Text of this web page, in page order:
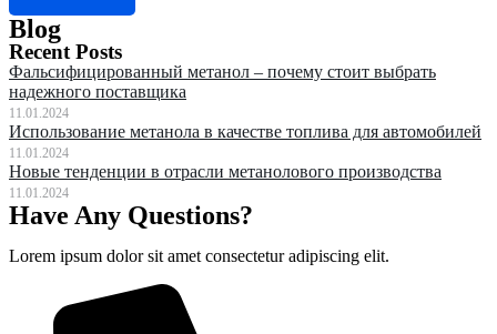
Blog
Recent Posts
Фальсифицированный метанол – почему стоит выбрать
надежного поставщика
11.01.2024
Использование метанола в качестве топлива для автомобилей
11.01.2024
Новые тенденции в отрасли метанолового производства
11.01.2024
Have Any Questions?
Lorem ipsum dolor sit amet consectetur adipiscing elit.